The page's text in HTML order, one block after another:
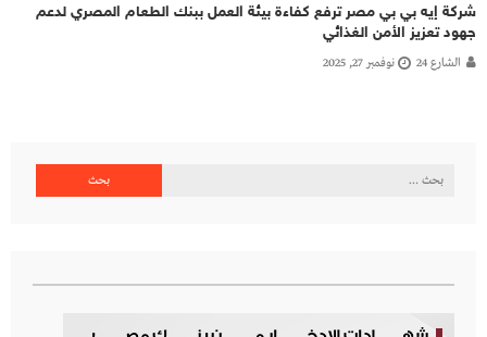
شركة إيه بي بي مصر ترفع كفاءة بيئة العمل ببنك الطعام المصري لدعم
جهود تعزيز الأمن الغذائي
الشارع 24 نوفمبر 27, 2025
البحث